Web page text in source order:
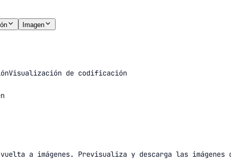
Imagen
Visualización de codificación
vuelta a imágenes. Previsualiza y descarga las